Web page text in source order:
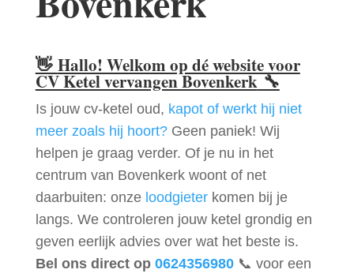
👋 Hallo! Welkom op dé website voor
CV Ketel vervangen Bovenkerk🔧
Is jouw cv-ketel oud, kapot of werkt hij niet
meer zoals hij hoort?Geen paniek! Wij
helpen je graag verder. Of je nu in het
centrum van Bovenkerk woont of net
daarbuiten: onze loodgieterkomen bij je
langs. We controleren jouw ketel grondig en
geven eerlijk advies over wat het beste is.
Bel ons direct op 0624356980📞 voor een